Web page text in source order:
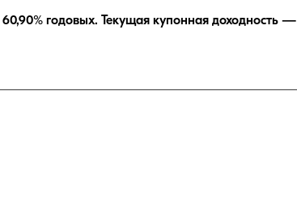
60,90% годовых. Текущая купонная доходность —